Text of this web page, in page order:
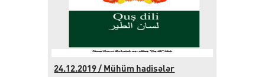
24.12.2019 / Mühüm hadisələr